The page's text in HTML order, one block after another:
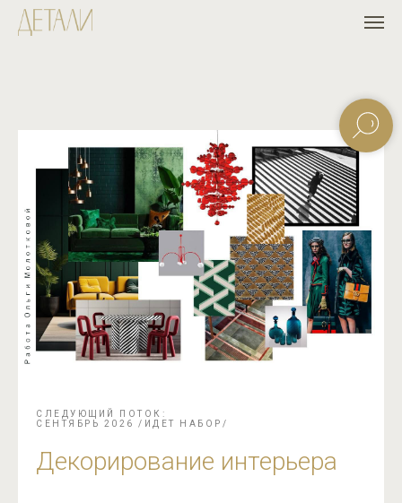
СЛЕДУЮЩИЙ ПОТОК:
СЕНТЯБРЬ 2026 /ИДЕТ НАБОР/
Декорирование интерьера